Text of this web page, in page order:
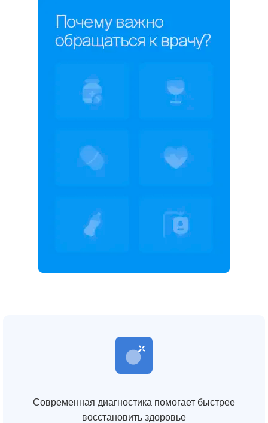
Современная диагностика помогает быстрее
восстановить здоровье